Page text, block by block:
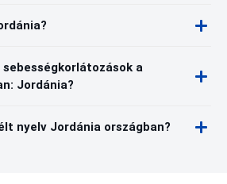
sebességkorlátozások a
Jordánia?
nyelv Jordánia országban?